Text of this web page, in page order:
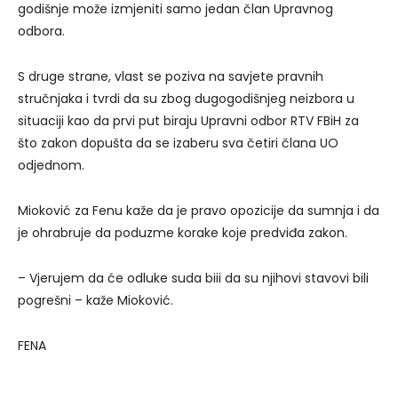
godišnje može izmjeniti samo jedan član Upravnog
odbora.
S druge strane, vlast se poziva na savjete pravnih
stručnjaka i tvrdi da su zbog dugogodišnjeg neizbora u
situaciji kao da prvi put biraju Upravni odbor RTV FBiH za
što zakon dopušta da se izaberu sva četiri člana UO
odjednom.
Mioković za Fenu kaže da je pravo opozicije da sumnja i da
je ohrabruje da poduzme korake koje predviđa zakon.
– Vjerujem da će odluke suda biii da su njihovi stavovi bili
pogrešni – kaže Mioković.
FENA